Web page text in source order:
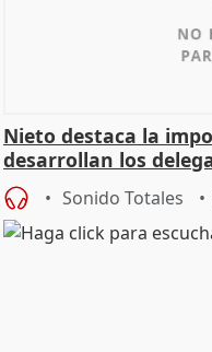
Nieto destaca la
desarrollan los
Sonido Totales